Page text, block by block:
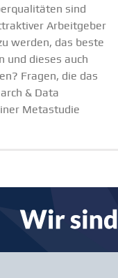
sind
Arbeitgeber
werden, das beste
und dieses auch
Fragen, die das
& Data
Metastudie